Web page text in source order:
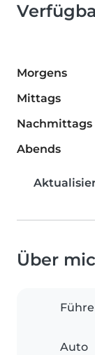
Morgens
Mittags
Nachmittags
Abends
Über
Auto